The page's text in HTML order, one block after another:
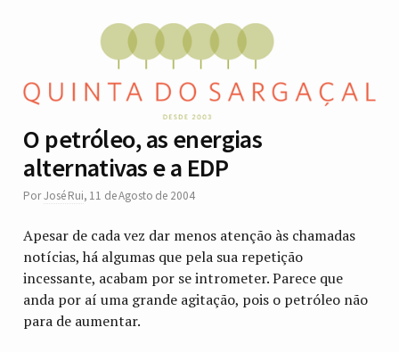
O petróleo, as energias
alternativas e a EDP
PorJosé Rui, 11 de Agosto de 2004
Apesar de cada vez dar menos atenção às chamadas
notícias, há algumas que pela sua repetição
incessante, acabam por se intrometer. Parece que
anda por aí uma grande agitação, pois o petróleo não
para de aumentar.